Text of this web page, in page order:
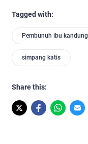
Tagged with:
Pembunuh ibu kandung
simpang katis
Share this: